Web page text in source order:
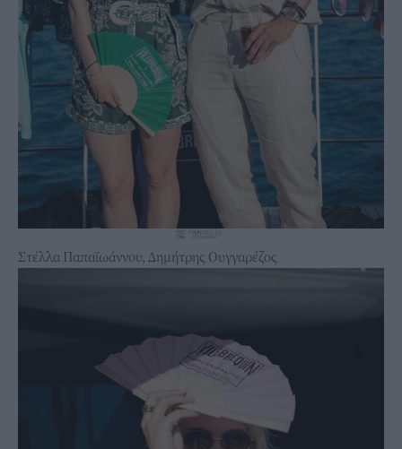
Στέλλα Παπαϊωάννου, Δημήτρης Ουγγαρέζος